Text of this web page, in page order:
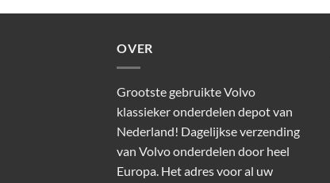
OVER
Grootste gebruikte Volvo
klassieker onderdelen depot van
Nederland! Dagelijkse verzending
van Volvo onderdelen door heel
Europa. Het adres voor al uw